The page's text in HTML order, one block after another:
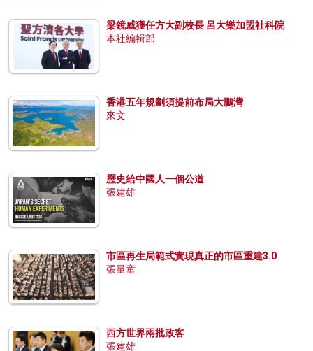
梁鏡威獲任方大副校長 呂大樂加盟社科院
本社編輯部
香港五年規劃須提前布局大鵬灣
來文
歷史給中國人一個公道
張建雄
市區再生局範式實現真正的市區重建3.0
張量童
西方世界兩批政客
張建雄